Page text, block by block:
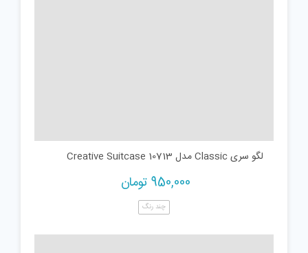
لگو سری Classic مدل Creative Suitcase 10713
950,000 تومان
چند رنگ